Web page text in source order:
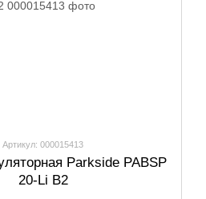
Артикул: 000015413
Parkside PABSP
20-Li B2